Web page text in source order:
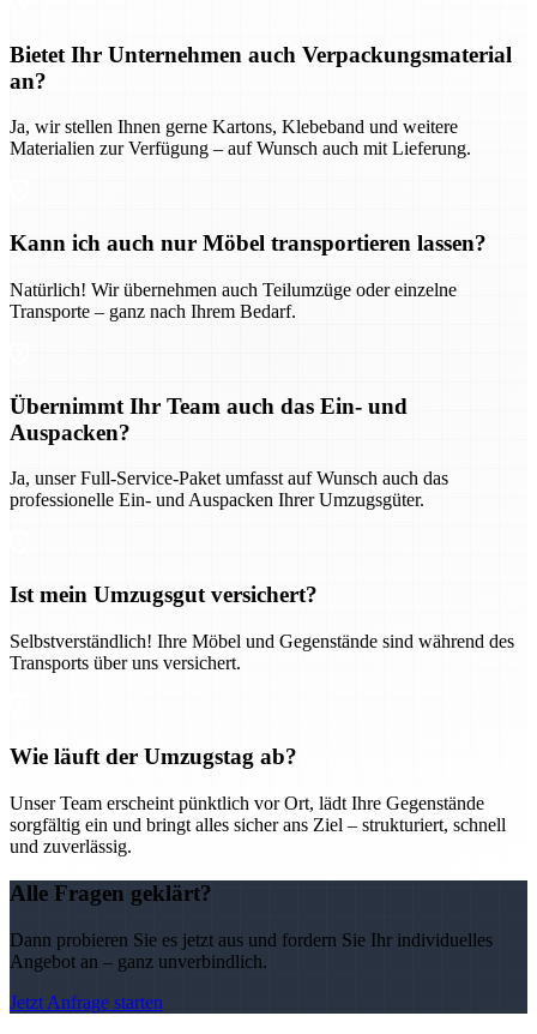
Bietet Ihr Unternehmen auch Verpackungsmaterial
an?
Ja, wir stellen Ihnen gerne Kartons, Klebeband und weitere
Materialien zur Verfügung – auf Wunsch auch mit Lieferung.
Kann ich auch nur Möbel transportieren lassen?
Natürlich! Wir übernehmen auch Teilumzüge oder einzelne
Transporte – ganz nach Ihrem Bedarf.
Übernimmt Ihr Team auch das Ein- und
Auspacken?
Ja, unser Full-Service-Paket umfasst auf Wunsch auch das
professionelle Ein- und Auspacken Ihrer Umzugsgüter.
Ist mein Umzugsgut versichert?
Selbstverständlich! Ihre Möbel und Gegenstände sind während des
Transports über uns versichert.
Wie läuft der Umzugstag ab?
Unser Team erscheint pünktlich vor Ort, lädt Ihre Gegenstände
sorgfältig ein und bringt alles sicher ans Ziel – strukturiert, schnell
und zuverlässig.
Alle Fragen geklärt?
Dann probieren Sie es jetzt aus und fordern Sie Ihr individuelles
Angebot an – ganz unverbindlich.
Jetzt Anfrage starten